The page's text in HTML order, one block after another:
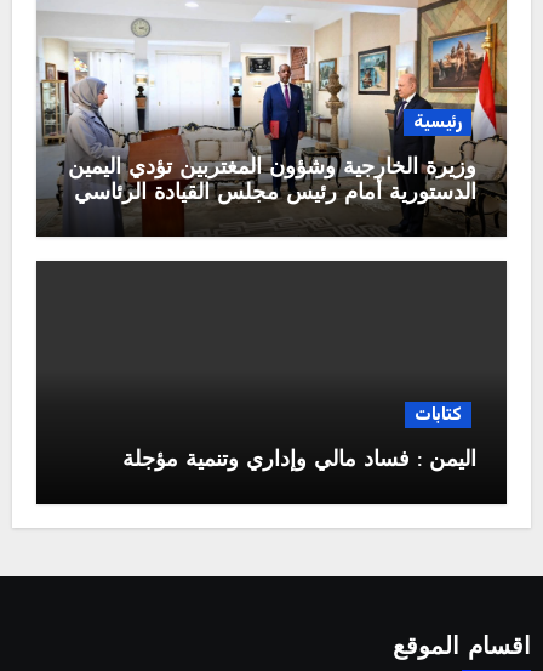
رئيسية
وزيرة الخارجية وشؤون المغتربين تؤدي اليمين
الدستورية أمام رئيس مجلس القيادة الرئاسي
كتابات
اليمن : فساد مالي وإداري وتنمية مؤجلة
اقسام الموقع